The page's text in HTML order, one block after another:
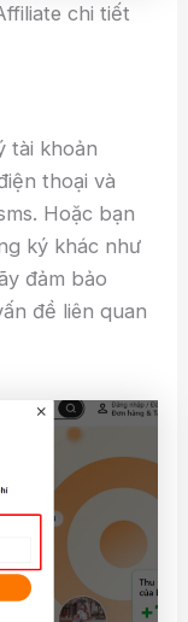
chi tiết
tài khoản
thoại và
Hoặc bạn
ký khác như
đảm bảo
đề liên quan